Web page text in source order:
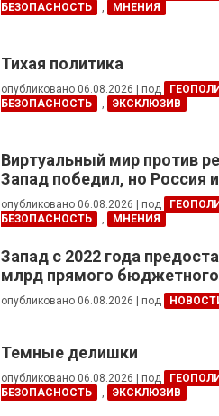
БЕЗОПАСНОСТЬ
, МНЕНИЯ
Тихая политика
опубликовано 06.08.2026 под
БЕЗОПАСНОСТЬ
, ЭКСКЛЮЗИВ
Виртуальный мир против
Запад победил, но Россия
опубликовано 06.08.2026 под
БЕЗОПАСНОСТЬ
, МНЕНИЯ
Запад с 2022 года
млрд прямого бюджетного
финансирования — глава
Украины
опубликовано 06.08.2026 под
Темные делишки
опубликовано 06.08.2026 под
БЕЗОПАСНОСТЬ
, ЭКСКЛЮЗИВ